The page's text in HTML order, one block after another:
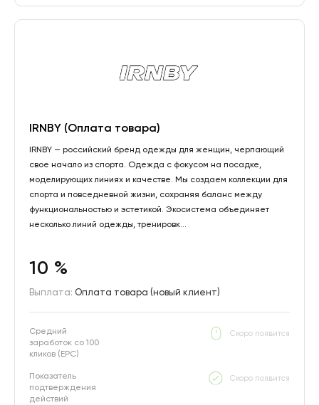
IRNBY (Оплата товара)
IRNBY — российский бренд одежды для женщин, черпающий
свое начало из спорта. Одежда с фокусом на посадке,
моделирующих линиях и качестве. Мы создаем коллекции для
спорта и повседневной жизни, сохраняя баланс между
функциональностью и эстетикой. Экосистема объединяет
несколько линий одежды, тренировк...
10 %
Выплата: Оплата товара (новый клиент)
Средний
заработок со 100
кликов (EPC)
Скоро появится
Показатель
подтверждения
действий
Скоро появится